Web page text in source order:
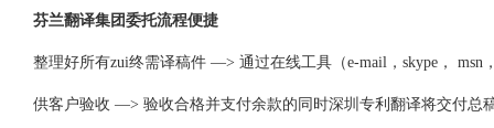
芬兰翻译集团委托流程便捷
整理好所有zui终需译稿件 —> 通过在线工具（e-mail，skype，
供客户验收 —> 验收合格并支付余款的同时深圳专利翻译将交付总